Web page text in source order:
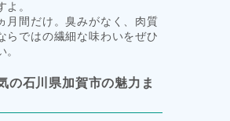
。
月間だけ。臭みがなく、肉質
らではの繊細な味わいをぜひ
の石川県加賀市の魅力ま